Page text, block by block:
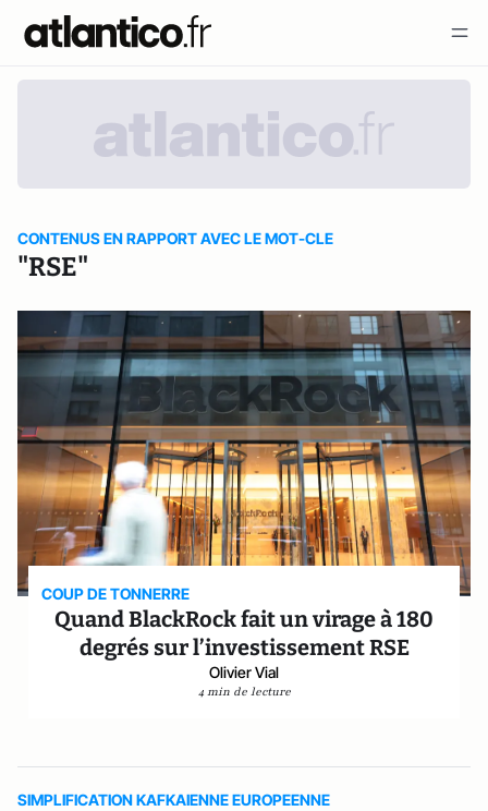
CONTENUS EN RAPPORT AVEC LE MOT-CLE
"RSE"
COUP DE TONNERRE
Quand BlackRock fait un virage à 180
degrés sur l’investissement RSE
Olivier Vial
4 min de lecture
SIMPLIFICATION KAFKAIENNE EUROPEENNE